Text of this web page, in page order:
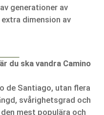
generationer av
dimension av
du ska vandra Camino
de Santiago, utan flera
svårighetsgrad och
mest populära och